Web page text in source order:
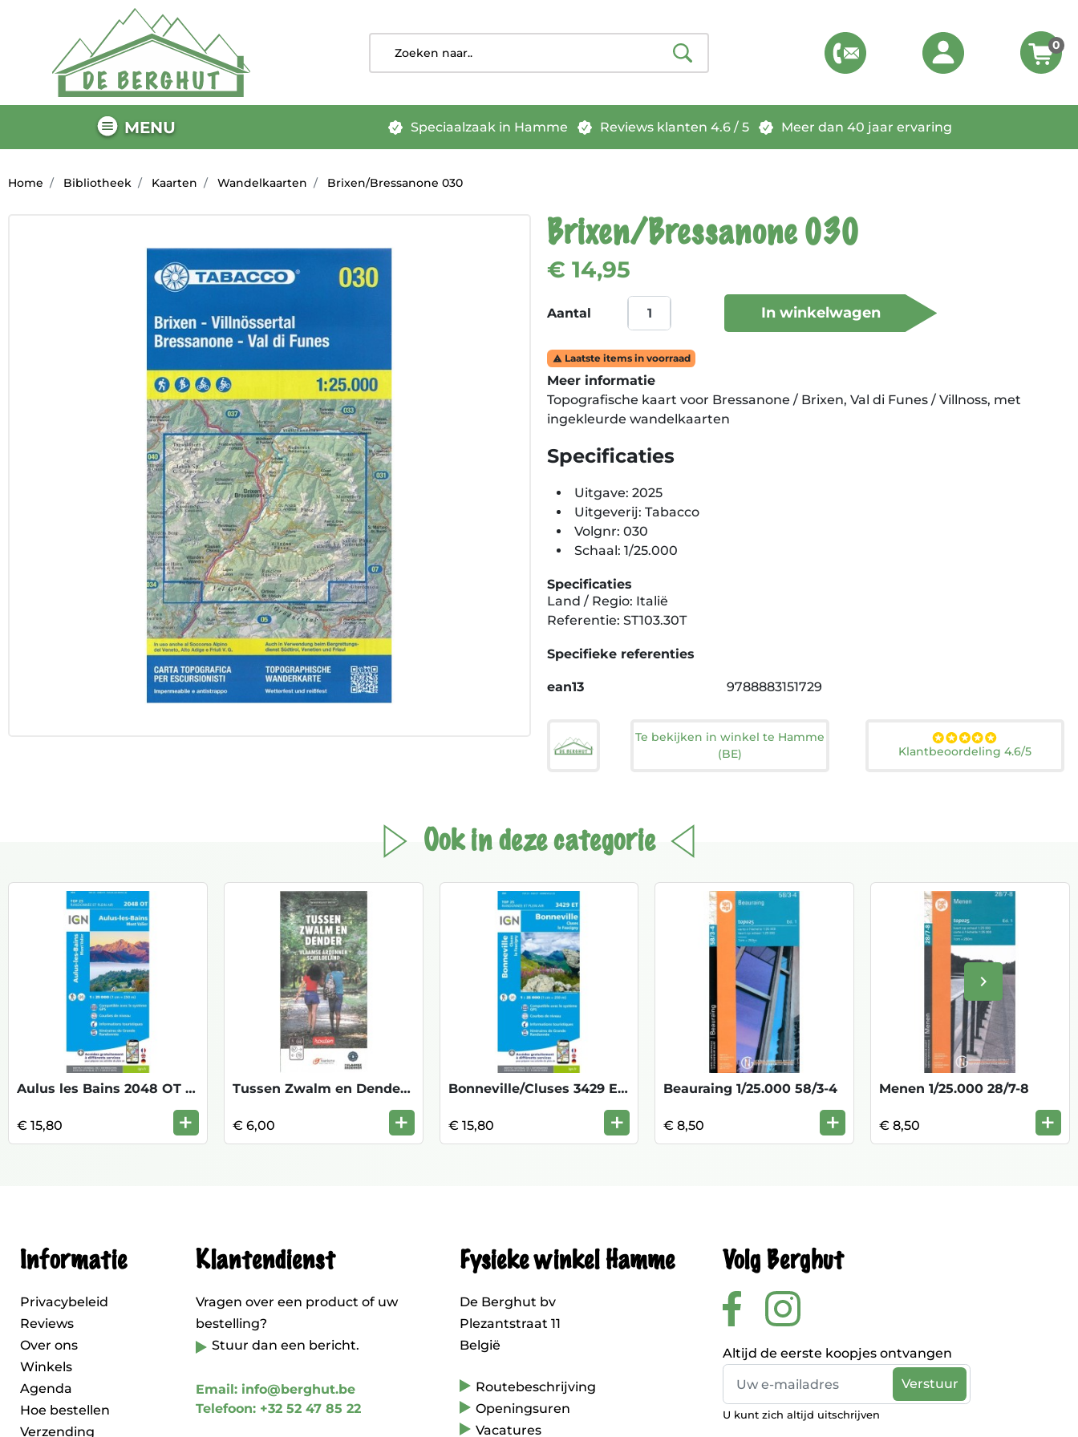
0
MENU Speciaalzaak in Hamme Reviews klanten 4.6 / 5 Meer dan 40 jaar ervaring
Home Bibliotheek Kaarten Wandelkaarten Brixen/Bressanone 030
Brixen/Bressanone 030
€ 14,95
Aantal In winkelwagen
 Laatste items in voorraad
Meer informatie
Topografische kaart voor Bressanone / Brixen, Val di Funes / Villnoss, met
ingekleurde wandelkaarten
Specificaties
Uitgave: 2025
Uitgeverij: Tabacco
Volgnr: 030
Schaal: 1/25.000
Specificaties
Land / Regio: Italië
Referentie: ST103.30T
Specifieke referenties
ean13 9788883151729
Te bekijken in winkel te Hamme
(BE)
Klantbeoordeling 4.6/5
Ook in deze categorie
Volgende
keyboard_arrow_right
Aulus les Bains 2048 OT 1/25.000 TOP
€ 15,80 +
Tussen Zwalm en Dender 1/25000
€ 6,00 +
Bonneville/Cluses 3429 ET 1/25.000 TOP
€ 15,80 +
Beauraing 1/25.000 58/3-4
€ 8,50 +
Menen 1/25.000 28/7-8
€ 8,50 +
Informatie
Privacybeleid
Reviews
Over ons
Winkels
Agenda
Hoe bestellen
Verzending
Klantendienst
Vragen over een product of uw
bestelling?
Stuur dan een bericht.
Email: info@berghut.be
Telefoon: +32 52 47 85 22
Fysieke winkel Hamme
De Berghut bv
Plezantstraat 11
België
Routebeschrijving
Openingsuren
Vacatures
Volg Berghut
Altijd de eerste koopjes ontvangen
U kunt zich altijd uitschrijven